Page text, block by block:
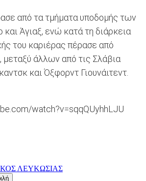
από τα τμήματα υποδομής των
Άγιαξ, ενώ κατά τη διάρκεια
του καριέρας πέρασε από
μεταξύ άλλων από τις Σλάβια
και Όξφορντ Γιουνάιτεντ.
watch?v=sqqQUyhhLJU
ΛΕΥΚΩΣΙΑΣ